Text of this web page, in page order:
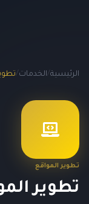
الرئيسية/الخدمات /
تطوير المواقع
تطوير